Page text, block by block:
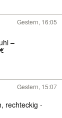
Gestern, 16:05
–
Gestern, 15:07
rechteckig -